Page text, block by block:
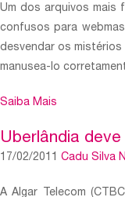
Um dos arquivos mais
confusos para
desvendar os
manusea-lo
Saiba Mais
Uberlândia
17/02/2011 Cadu Silva
A Algar Telecom